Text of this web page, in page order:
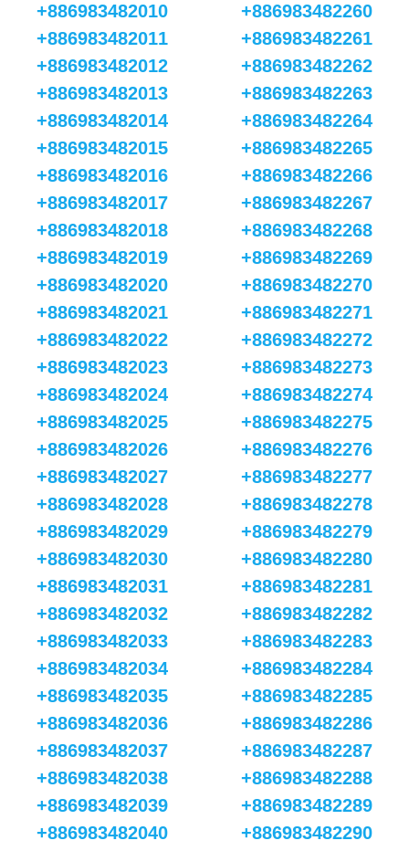
+886983482010
+886983482011
+886983482012
+886983482013
+886983482014
+886983482015
+886983482016
+886983482017
+886983482018
+886983482019
+886983482020
+886983482021
+886983482022
+886983482023
+886983482024
+886983482025
+886983482026
+886983482027
+886983482028
+886983482029
+886983482030
+886983482031
+886983482032
+886983482033
+886983482034
+886983482035
+886983482036
+886983482037
+886983482038
+886983482039
+886983482040
+886983482260
+886983482261
+886983482262
+886983482263
+886983482264
+886983482265
+886983482266
+886983482267
+886983482268
+886983482269
+886983482270
+886983482271
+886983482272
+886983482273
+886983482274
+886983482275
+886983482276
+886983482277
+886983482278
+886983482279
+886983482280
+886983482281
+886983482282
+886983482283
+886983482284
+886983482285
+886983482286
+886983482287
+886983482288
+886983482289
+886983482290